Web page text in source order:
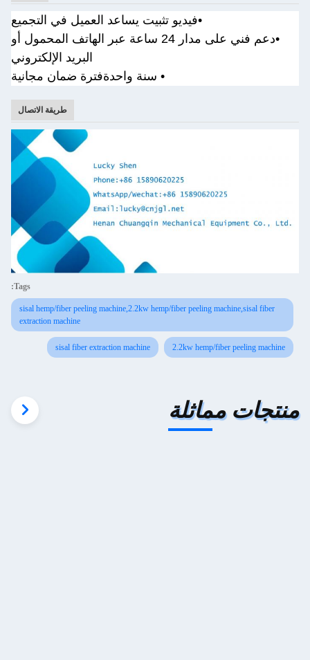
•فيديو تثبيت يساعد العميل في التجميع
•
دعم فني على مدار 24 ساعة عبر الهاتف المحمول أو
البريد الإلكتروني
• سنة واحدةفترة ضمان مجانية
طريقة الاتصال
Tags:
sisal hemp/fiber peeling machine,2.2kw hemp/fiber peeling machine,sisal fiber
extraction machine
2.2kw hemp/fiber peeling machine
sisal fiber extraction machine
منتجات مماثلة